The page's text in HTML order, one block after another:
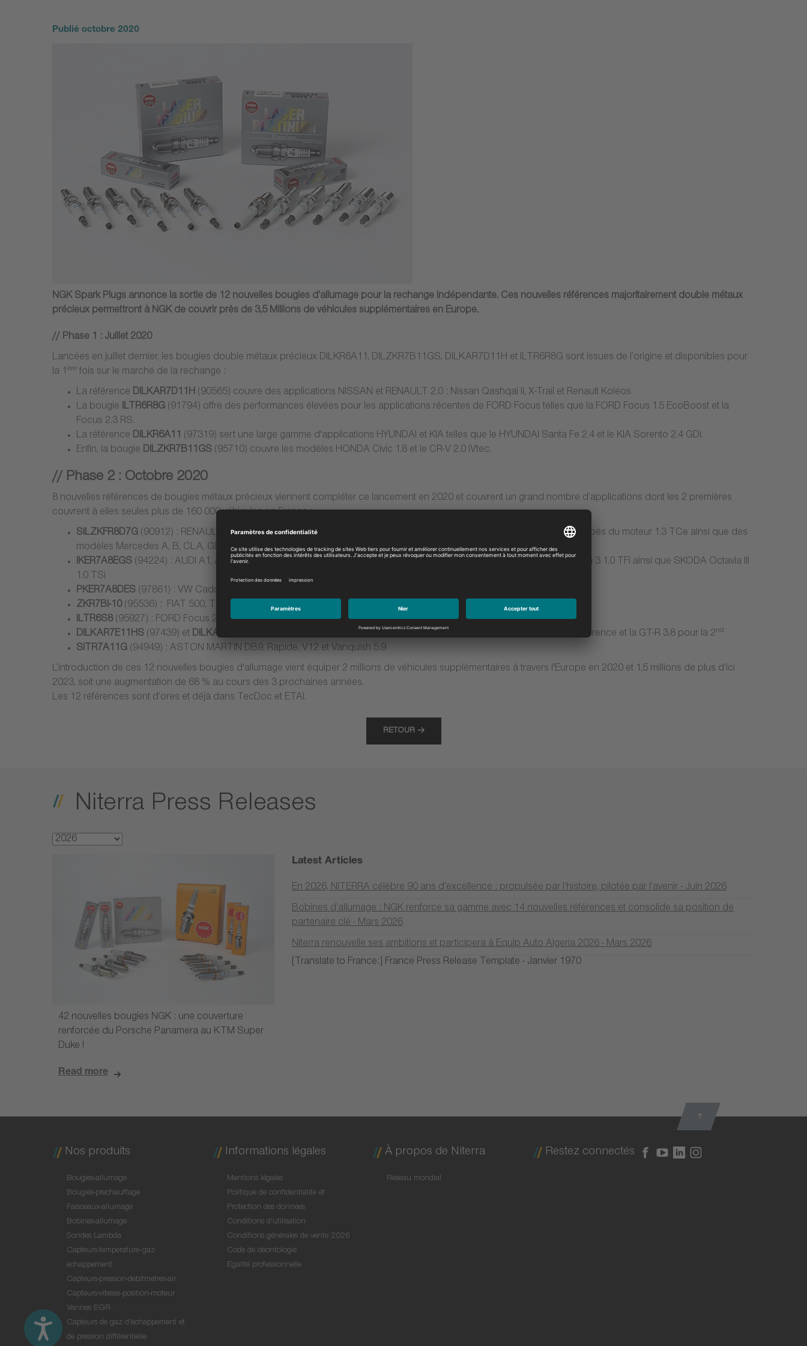
Publié octobre 2020
NGK Spark Plugs annonce la sortie de 12 nouvelles bougies d’allumage pour la rechange indépendante. Ces nouvelles références majoritairement double métaux
précieux permettront à NGK de couvrir près de 3,5 Millions de véhicules supplémentaires en Europe.
// Phase 1 : Juillet 2020
Lancées en juillet dernier, les bougies double métaux précieux DILKR6A11, DILZKR7B11GS, DILKAR7D11H et ILTR6R8G sont issues de l’origine et disponibles pour
la 1 ère fois sur le marché de la rechange :
La référence DILKAR7D11H (90565) couvre des applications NISSAN et RENAULT 2.0 : Nissan Qashqai II, X-Trail et Renault Koleos
La bougie ILTR6R8G (91794) offre des performances élevées pour les applications récentes de FORD Focus telles que la FORD Focus 1.5 EcoBoost et la
Focus 2.3 RS.
La référence DILKR6A11 (97319) sert une large gamme d'applications HYUNDAI et KIA telles que le HYUNDAI Santa Fe 2.4 et le KIA Sorento 2.4 GDi.
Enfin, la bougie DILZKR7B11GS (95710) couvre les modèles HONDA Civic 1.8 et le CR-V 2.0 iVtec.
// Phase 2 : Octobre 2020
8 nouvelles références de bougies métaux précieux viennent compléter ce lancement en 2020 et couvrent un grand nombre d’applications dont les 2 premières
couvrent à elles seules plus de 160 000 véhicules en France :
SILZKFR8D7G (90912) : RENAULT Captur, Clio V, Kadjar, Mégane IV, Scenic IV, Talisman et DACIA Duster III et Lodgy équipés du moteur 1.3 TCe ainsi que des
modèles Mercedes A, B, CLA, GLB 1.3
IKER7A8EGS (94224) : AUDI A1, A3, Q2 30 TFSi, VW Golf VII, Polo VI 1.0 TSi BlueMotion, SEAT Arona, Ateca, Ibiza V, Leon 3 1.0 TFi ainsi que SKODA Octavia III
1.0 TSi
PKER7A8DES (97861) : VW Caddy, Polo VI 1.0 TGi et SEAT Arona, Ibiza V, Leon 3 1.0 et 1.4 TGi
ZKR7BI-10(95536) : FIAT 500, Tipo 1.6 et JEEP Renegade 1.6
ILTR6S8 (95927) : FORD Focus 2.3 ST et Explorer 3.0 EcoBoost
DILKAR7E11HS (97439) et DILKAR8A8 référence et la GT-R 3.8 pour la 2nd
SITR7A11G (94949) : ASTON MARTIN DB9, Rapide, V12 et Vanquish 5.9
L’introduction de ces 12 nouvelles bougies d'allumage vient équiper 2 millions de véhicules supplémentaires à travers l'Europe en 2020 et 1,5 millions de plus d’ici
2023, soit une augmentation de 68 % au cours des 3 prochaines années.
Les 12 références sont d’ores et déjà dans TecDoc et ETAI.
RETOUR
Niterra Press Releases
42 nouvelles bougies NGK : une couverture
renforcée du Porsche Panamera au KTM Super
Duke !
Read more
Latest Articles
En 2026, NITERRA célèbre 90 ans d’excellence : propulsée par l’histoire, pilotée par l’avenir - Juin 2026
Bobines d’allumage : NGK renforce sa gamme avec 14 nouvelles références et consolide sa position de
partenaire clé - Mars 2026
Niterra renouvelle ses ambitions et participera à Equip Auto Algeria 2026 - Mars 2026
[Translate to France:] France Press Release Template - Janvier 1970
Nos produits
Bougies-allumage
Bougies-prechauffage
Faisceaux-allumage
Bobines-allumage
Sondes Lambda
Capteurs-temperature-gaz-
echappement
Capteurs-pression-debitmetres-air
Capteurs-vitesse-position-moteur
Vannes EGR
Capteurs de gaz d'échappement et
de pression différentielle
Informations légales
Mentions légales
Politique de confidentialité et
Protection des données
Conditions d'utilisation
Conditions générales de vente 2026
Code de déontologie
Egalité professionnelle
À propos de Niterra
Réseau mondial
Restez connectés